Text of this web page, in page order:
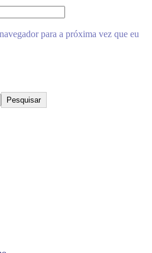
para a próxima vez que eu
Pesquisar